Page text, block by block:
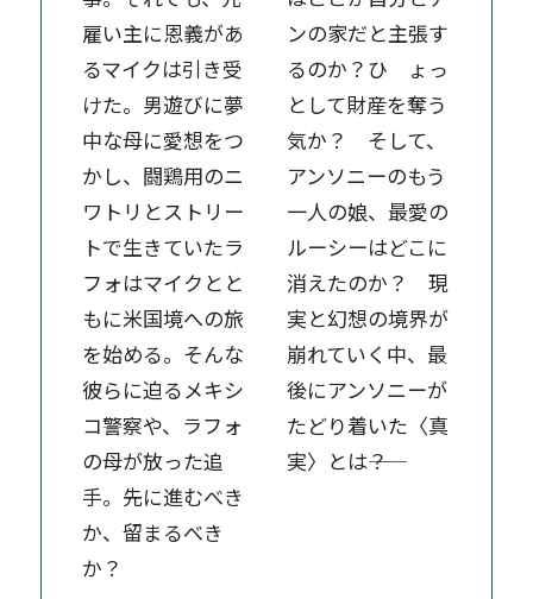
雇い主に恩義があ
るマイクは引き受
けた。男遊びに夢
中な母に愛想をつ
かし、闘鶏用のニ
ワトリとストリー
トで生きていたラ
フォはマイクとと
もに米国境への旅
を始める。そんな
彼らに迫るメキシ
コ警察や、ラフォ
の母が放った追
手。先に進むべき
か、留まるべき
か？
ンの家だと主張す
るのか？ひ ょっ
として財産を奪う
気か？ そして、
アンソニーのもう
一人の娘、最愛の
ルーシーはどこに
消えたのか？ 現
実と幻想の境界が
崩れていく中、最
後にアンソニーが
たどり着いた〈真
実〉とは――？